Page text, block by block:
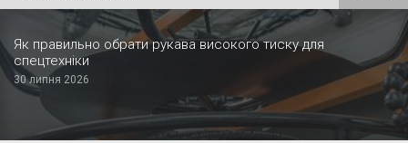
Як правильно обрати рукава високого тиску для
спецтехніки
30 липня 2026